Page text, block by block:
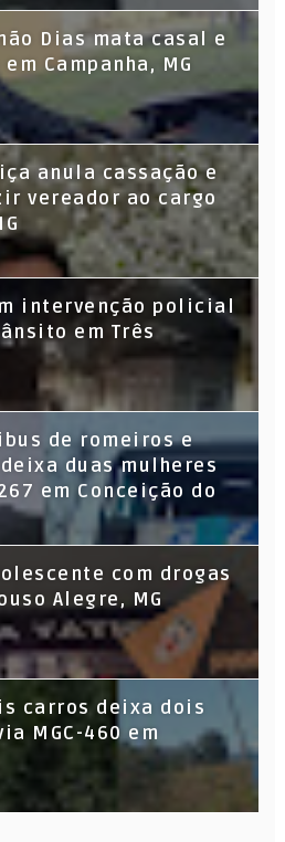
Dias mata casal e
Campanha, MG
anula cassação e
vereador ao cargo
intervenção policial
em Três
de romeiros e
duas mulheres
em Conceição do
com drogas
Alegre, MG
carros deixa dois
MGC-460 em